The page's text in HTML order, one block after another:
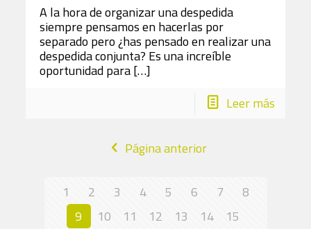
A la hora de organizar una despedida
siempre pensamos en hacerlas por
separado pero ¿has pensado en realizar una
despedida conjunta? Es una increíble
oportunidad para[…]
Leer más
Página anterior
1 2 3 4 5 6 7
8
9
10 11 12 13 14
15